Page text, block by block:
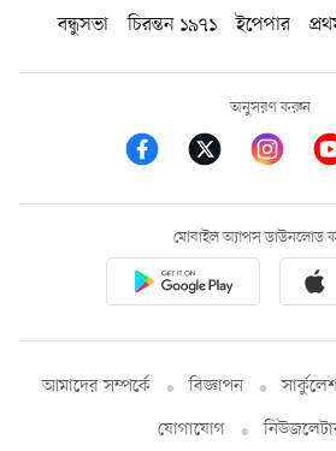
বন্ধুসভা
চিরন্তন ১৯৭১ ইপেপার
অনুসরণ করুন
মোবাইল অ্যাপস ডাউনলোড
আমাদের সম্পর্কে বিজ্ঞাপন
যোগাযোগ